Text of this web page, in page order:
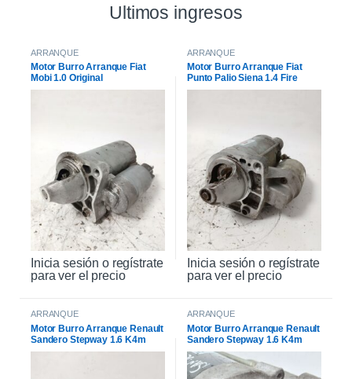
Ultimos ingresos
ARRANQUE
Motor Burro Arranque Fiat
Mobi 1.0 Original
Inicia sesión o regístrate
para ver el precio
ARRANQUE
Motor Burro Arranque Fiat
Punto Palio Siena 1.4 Fire
Original
Inicia sesión o regístrate
para ver el precio
ARRANQUE
Motor Burro Arranque Renault
Sandero Stepway 1.6 K4m
Original
ARRANQUE
Motor Burro Arranque Renault
Sandero Stepway 1.6 K4m